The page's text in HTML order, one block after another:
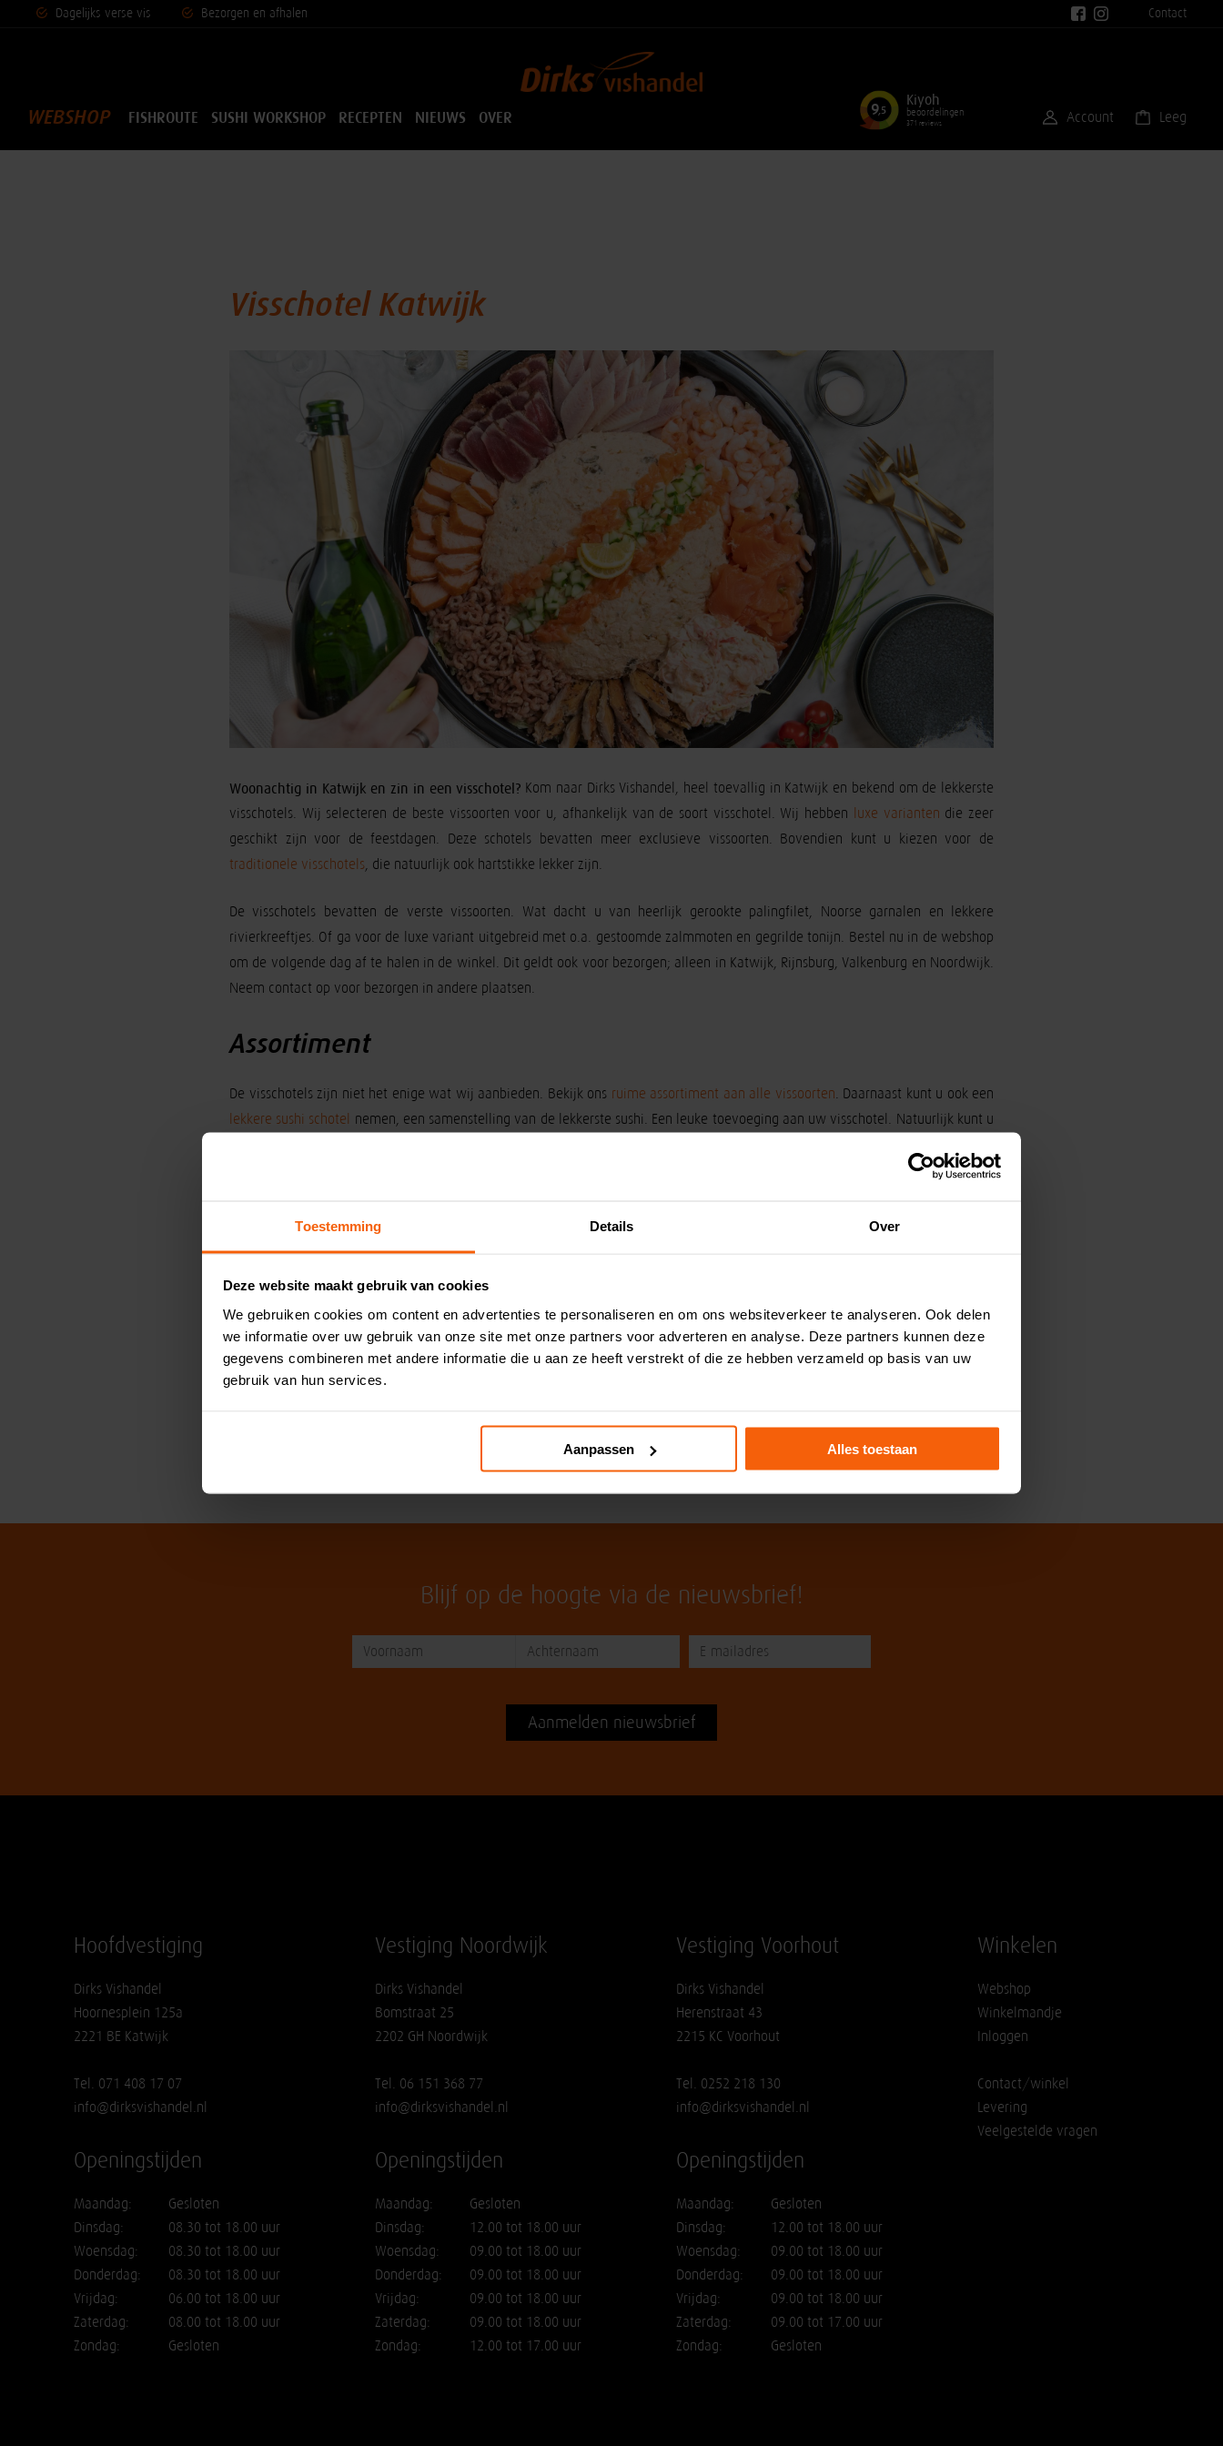
Toestemming Details Over
Deze website maakt gebruik van cookies
We gebruiken cookies om content en advertenties te personaliseren en om ons websiteverkeer te analyseren. Ook delen
we informatie over uw gebruik van onze site met onze partners voor adverteren en analyse. Deze partners kunnen deze
gegevens combineren met andere informatie die u aan ze heeft verstrekt of die ze hebben verzameld op basis van uw
gebruik van hun services.
Aanpassen Alles toestaan
Dagelijks verse vis Bezorgen en afhalen Contact
WEBSHOP FISHROUTE SUSHI WORKSHOP RECEPTEN NIEUWS OVER 9,5
Kiyoh
beoordelingen
371 reviews Account Leeg
Visschotel Katwijk
Woonachtig in Katwijk en zin in een visschotel? Kom naar Dirks Vishandel, heel toevallig in Katwijk en bekend om de lekkerste
visschotels. Wij selecteren de beste vissoorten voor u, afhankelijk van de soort visschotel. Wij hebben
luxe varianten die zeer
geschikt zijn voor de feestdagen. Deze schotels bevatten meer exclusieve vissoorten. Bovendien kunt u kiezen voor de
traditionele visschotels , die natuurlijk ook hartstikke lekker zijn.
De visschotels bevatten de verste vissoorten. Wat dacht u van heerlijk gerookte palingfilet, Noorse garnalen en lekkere
rivierkreeftjes. Of ga voor de luxe variant uitgebreid met o.a. gestoomde zalmmoten en gegrilde tonijn. Bestel nu in de webshop
om de volgende dag af te halen in de winkel. Dit geldt ook voor bezorgen; alleen in Katwijk, Rijnsburg, Valkenburg en Noordwijk.
Neem contact op voor bezorgen in andere plaatsen.
Assortiment
De visschotels zijn niet het enige wat wij aanbieden. Bekijk ons ruime assortiment aan alle vissoorten . Daarnaast kunt u ook een
lekkere sushi schotel
nemen, een samenstelling van de lekkerste sushi. Een leuke toevoeging aan uw visschotel. Natuurlijk kunt u
Visschotel Katwijk Bestellen
Een visschotel Katwijk bestellen is eenvoudig te regelen via onze webshop.
Bezoek onze speciale pagina voor visschotels en
maak een keuze. Wij gaan voor u aan de slag en voor u het weet staat de verste visschotel bij u op tafel!
Blijf op de hoogte via de nieuwsbrief!
Aanmelden nieuwsbrief
Hoofdvestiging
Dirks Vishandel
Hoornesplein 125a
2221 BE Katwijk
Tel. 071 408 17 07
info@dirksvishandel.nl
Openingstijden
Maandag:
Gesloten
Dinsdag:
08.30 tot 18.00 uur
Woensdag:
08.30 tot 18.00 uur
Donderdag:
08.30 tot 18.00 uur
Vrijdag:
06.00 tot 18.00 uur
Zaterdag:
08.00 tot 18.00 uur
Zondag:
Gesloten
Vestiging Noordwijk
Dirks Vishandel
Bomstraat 25
2202 GH Noordwijk
Tel. 06 151 368 77
info@dirksvishandel.nl
Openingstijden
Maandag:
Gesloten
Dinsdag:
12.00 tot 18.00 uur
Woensdag:
09.00 tot 18.00 uur
Donderdag:
09.00 tot 18.00 uur
Vrijdag:
09.00 tot 18.00 uur
Zaterdag:
09.00 tot 18.00 uur
Zondag:
12.00 tot 17.00 uur
Vestiging Voorhout
Dirks Vishandel
Herenstraat 43
2215 KC Voorhout
Tel. 0252 218 130
info@dirksvishandel.nl
Openingstijden
Maandag:
Gesloten
Dinsdag:
12.00 tot 18.00 uur
Woensdag:
09.00 tot 18.00 uur
Donderdag:
09.00 tot 18.00 uur
Vrijdag:
09.00 tot 18.00 uur
Zaterdag:
09.00 tot 17.00 uur
Zondag:
Gesloten
Winkelen
Webshop
Winkelmandje
Inloggen
Contact/winkel
Levering
Veelgestelde vragen